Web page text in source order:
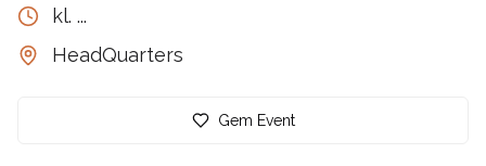
kl. ...
HeadQuarters
Gem Event